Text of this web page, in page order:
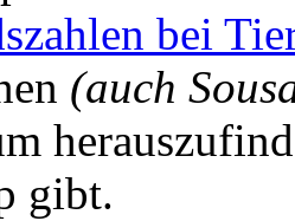
bei
(auch
gibt.